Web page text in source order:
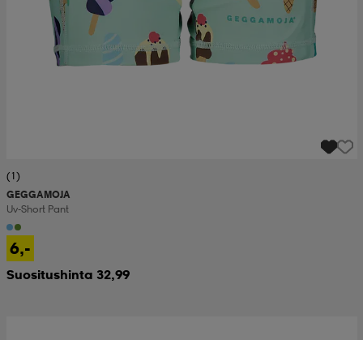
(1)
GEGGAMOJA
Uv-Short Pant
6,-
Suositushinta 32,99